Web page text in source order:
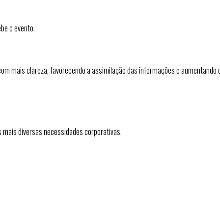
o evento.
mais clareza, favorecendo a assimilação das informações e
mais diversas necessidades corporativas.